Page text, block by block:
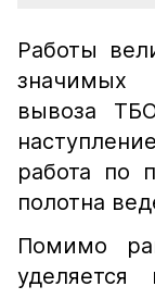
Работы
значимых
вывоза
работа по
полотна
Помимо